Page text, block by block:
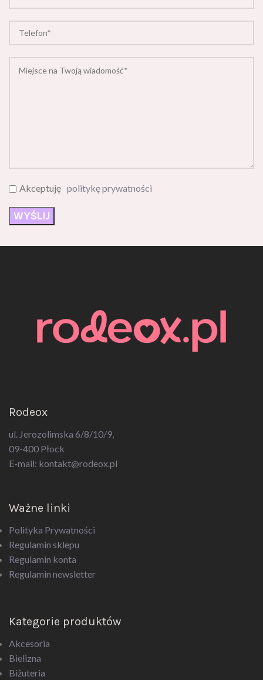
Akceptuję politykę prywatności
Rodeox
ul. Jerozolimska 6/8/10/9,
09-400 Płock
E-mail: kontakt@rodeox.pl
Ważne linki
Polityka Prywatności
Regulamin sklepu
Regulamin konta
Regulamin newsletter
Kategorie produktów
Akcesoria
Bielizna
Biżuteria